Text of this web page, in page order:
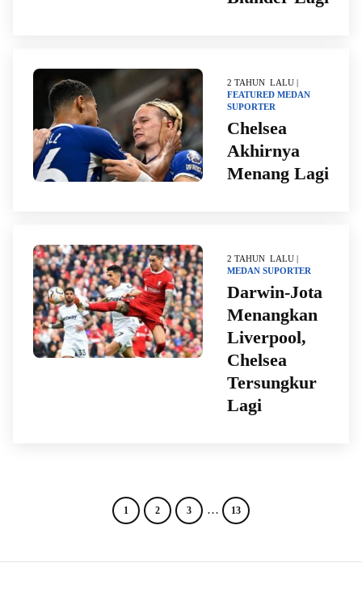
2 TAHUN LALU |
FEATURED MEDAN
SUPORTER
Chelsea
Akhirnya
Menang Lagi
2 TAHUN LALU |
MEDAN SUPORTER
Darwin-Jota
Menangkan
Liverpool,
Chelsea
Tersungkur
Lagi
1 2 3 … 13